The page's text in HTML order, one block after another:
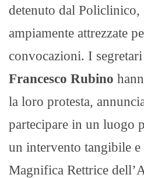
detenuto dal Policlinico,
ampiamente attrezzate
convocazioni. I segretari
Francesco Rubino
la loro protesta,
partecipare in un luogo
un intervento tangibile e
Magnifica Rettrice